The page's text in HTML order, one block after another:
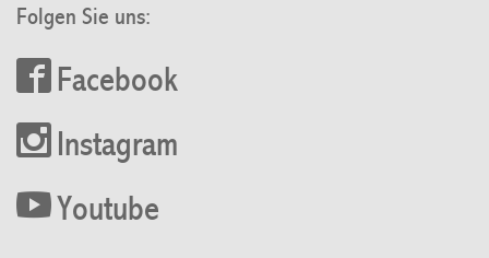
Folgen Sie uns:
Facebook
Instagram
Youtube